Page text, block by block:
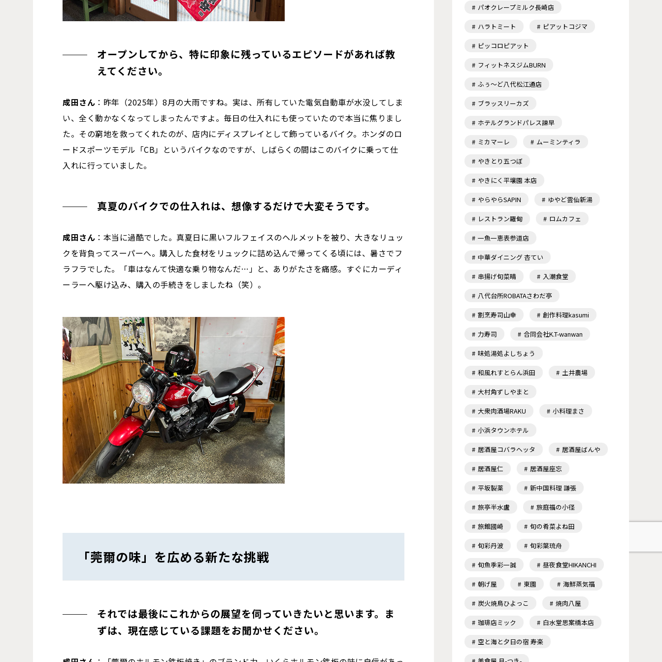
オープンしてから、特に印象に残っているエピソードがあれば教
えてください。
成田さん ：昨年（2025年）8月の大雨ですね。実は、所有していた電気自動車が水没してしま
い、全く動かなくなってしまったんですよ。毎日の仕入れにも使っていたので本当に焦りまし
た。その窮地を救ってくれたのが、店内にディスプレイとして飾っているバイク。ホンダのロ
ードスポーツモデル「CB」というバイクなのですが、しばらくの間はこのバイクに乗って仕
入れに行っていました。
真夏のバイクでの仕入れは、想像するだけで大変そうです。
成田さん ：本当に過酷でした。真夏日に黒いフルフェイスのヘルメットを被り、大きなリュッ
クを背負ってスーパーへ。購入した食材をリュックに詰め込んで帰ってくる頃には、暑さでフ
ラフラでした。「車はなんて快適な乗り物なんだ…」と、ありがたさを痛感。すぐにカーディ
ーラーへ駆け込み、購入の手続きをしましたね（笑）。
「莞爾の味」を広める新たな挑戦
それでは最後にこれからの展望を伺っていきたいと思います。ま
ずは、現在感じている課題をお聞かせください。
パオクレープミルク長崎店
ハラトミート ピアットコジマ
ピッコロピアット
フィットネスジムBURN
ふぅ～ど八代松江通店
ブラッスリーカズ
ホテルグランドパレス諫早
ミカマーレ ムーミンティラ
やきとり五つぼ
やきにく平壌園 本店
やらやらSAPIN ゆやど雲仙新湯
レストラン羅甸 ロムカフェ
一魚一恵表参道店
中華ダイニング 杏てい
串揚げ旬菜晴 入潮食堂
八代台所ROBATAさわだ亭
割烹寿司山幸 創作料理kasumi
力寿司 合同会社K.T-wanwan
味処湯処よしちょう
和風れすとらん浜田 土井農場
大村角ずしやまと
大衆肉酒場RAKU 小料理まさ
小浜タウンホテル
居酒屋コバラヘッタ 居酒屋ばんや
居酒屋仁 居酒屋座忘
平坂製薬 新中国料理 謙張
旅亭半水盧 旅庭福の小径
旅館國崎 旬の肴菜よね田
旬彩丹波 旬彩葉琉舟
旬魚季彩一誠 昼夜食堂HIKANCHI
朝げ屋 東園 海鮮蒸気福
炭火焼鳥ひよっこ 焼肉八屋
珈琲店ミック 白水堂思案橋本店
空と海と夕日の宿 寿楽